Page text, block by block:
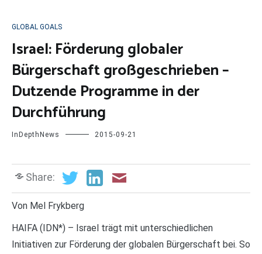
GLOBAL GOALS
Israel: Förderung globaler
Bürgerschaft großgeschrieben –
Dutzende Programme in der
Durchführung
InDepthNews 2015-09-21
Share:
Von Mel Frykberg
HAIFA (IDN*) – Israel trägt mit unterschiedlichen
Initiativen zur Förderung der globalen Bürgerschaft bei. So